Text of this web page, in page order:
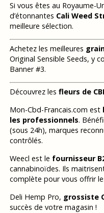
Si vous êtes au Royaume-
d’étonnantes Cali Weed
meilleure sélection.
Achetez les meilleures
Original Sensible Seeds, y
Banner #3.
Découvrez les fleurs de
Mon-Cbd-Francais.com est
les professionnels.
(sous 24h), marques
contrôlés.
Weecl est le fournisseur
cannabinoïdes. Ils
complète pour vous offrir
Deli Hemp Pro, grossiste
succès de votre magasin !